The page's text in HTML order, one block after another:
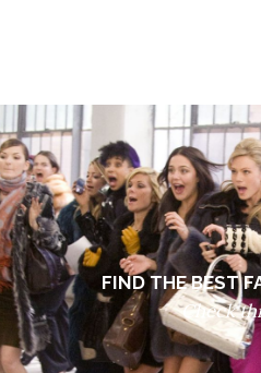
FIND THE BEST
Check